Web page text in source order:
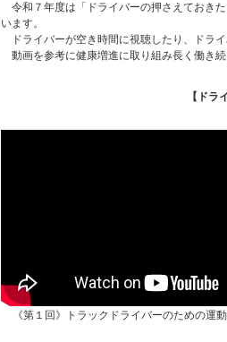
令和７年度は「ドライバーの押さえておき
います。
ドライバーが空き時間に視聴したり、ドラ
動画を参考に健康増進に取り組み長く働き続
【ドラ
《第１回》トラックドライバーのための運